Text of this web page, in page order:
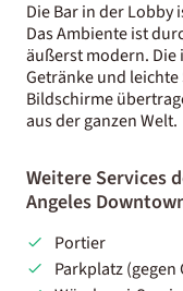
Die Bar in der
Das Ambiente ist
äußerst modern.
Getränke und leichte
Bildschirme
aus der ganzen Welt.
Weitere Services
Angeles
Portier
Parkplatz (gegen